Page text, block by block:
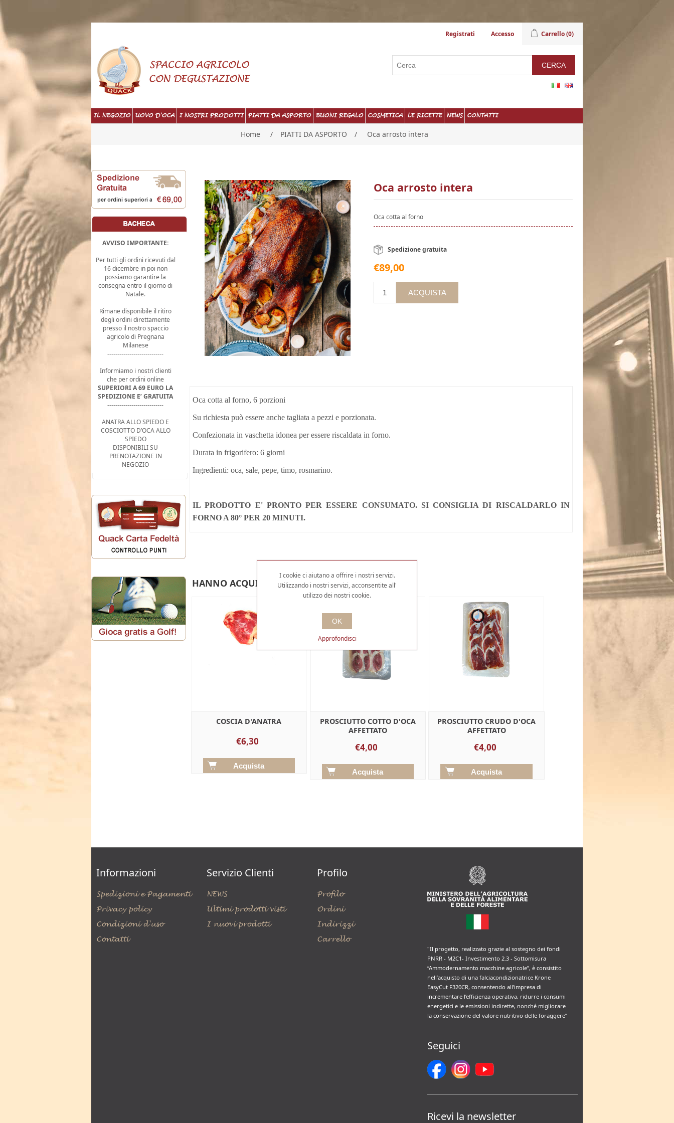
Registrati Accesso Carrello(0)
IL NEGOZIO UOVO D'OCA I NOSTRI PRODOTTI PIATTI DA ASPORTO BUONI REGALO COSMETICA LE RICETTE NEWS CONTATTI
Home / PIATTI DA ASPORTO / Oca arrosto intera
AVVISO IMPORTANTE:
Per tutti gli ordini ricevuti dal
16 dicembre in poi non
possiamo garantire la
consegna entro il giorno di
Natale.
Rimane disponibile il ritiro
degli ordini direttamente
presso il nostro spaccio
agricolo di Pregnana
Milanese
----------------------------
Informiamo i nostri clienti
che per ordini online
SUPERIORI A 69 EURO LA
SPEDIZIONE E’ GRATUITA
----------------------------
ANATRA ALLO SPIEDO E
COSCIOTTO D’OCA ALLO
SPIEDO
DISPONIBILI SU
PRENOTAZIONE IN
NEGOZIO
Oca arrosto intera
Oca cotta al forno
Spedizione gratuita
€89,00
Oca cotta al forno, 6 porzioni
Su richiesta può essere anche tagliata a pezzi e porzionata.
Confezionata in vaschetta idonea per essere riscaldata in forno.
Durata in frigorifero: 6 giorni
Ingredienti: oca, sale, pepe, timo, rosmarino.
IL PRODOTTO E' PRONTO PER ESSERE CONSUMATO. SI CONSIGLIA DI RISCALDARLO IN
FORNO A 80° PER 20 MINUTI.
HANNO ACQUISTATO ANCHE
COSCIA D'ANATRA
€6,30
PROSCIUTTO COTTO D'OCA
AFFETTATO
€4,00
PROSCIUTTO CRUDO D'OCA
AFFETTATO
€4,00
Informazioni
Spedizioni e Pagamenti
Privacy policy
Condizioni d'uso
Contatti
Servizio Clienti
NEWS
Ultimi prodotti visti
I nuovi prodotti
Profilo
Profilo
Ordini
Indirizzi
Carrello
"Il progetto, realizzato grazie al sostegno dei fondi
PNRR - M2C1- Investimento 2.3 - Sottomisura
“Ammodernamento macchine agricole”, è consistito
nell’acquisto di una falciacondizionatrice Krone
EasyCut F320CR, consentendo all’impresa di
incrementare l’efficienza operativa, ridurre i consumi
energetici e le emissioni indirette, nonché migliorare
la conservazione del valore nutritivo delle foraggere”
Seguici
Ricevi la newsletter
I cookie ci aiutano a offrire i nostri servizi.
Utilizzando i nostri servizi, acconsentite all'
utilizzo dei nostri cookie.
OK
Approfondisci